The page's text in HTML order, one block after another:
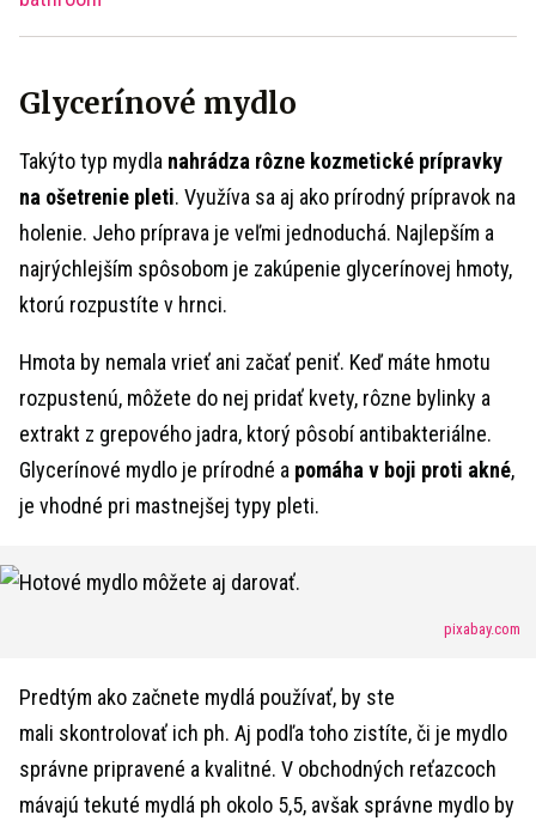
Glycerínové mydlo
Takýto typ mydla nahrádza rôzne kozmetické prípravky
na ošetrenie pleti. Využíva sa aj ako prírodný prípravok na
holenie. Jeho príprava je veľmi jednoduchá. Najlepším a
najrýchlejším spôsobom je zakúpenie glycerínovej hmoty,
ktorú rozpustíte v hrnci.
Hmota by nemala vrieť ani začať peniť. Keď máte hmotu
rozpustenú, môžete do nej pridať kvety, rôzne bylinky a
extrakt z grepového jadra, ktorý pôsobí antibakteriálne.
Glycerínové mydlo je prírodné a pomáha v boji proti akné,
je vhodné pri mastnejšej typy pleti.
pixabay.com
Predtým ako začnete mydlá používať, by ste
mali skontrolovať ich ph. Aj podľa toho zistíte, či je mydlo
správne pripravené a kvalitné. V obchodných reťazcoch
mávajú tekuté mydlá ph okolo 5,5, avšak správne mydlo by